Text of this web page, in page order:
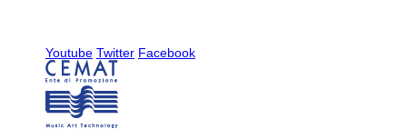
Youtube Twitter Facebook